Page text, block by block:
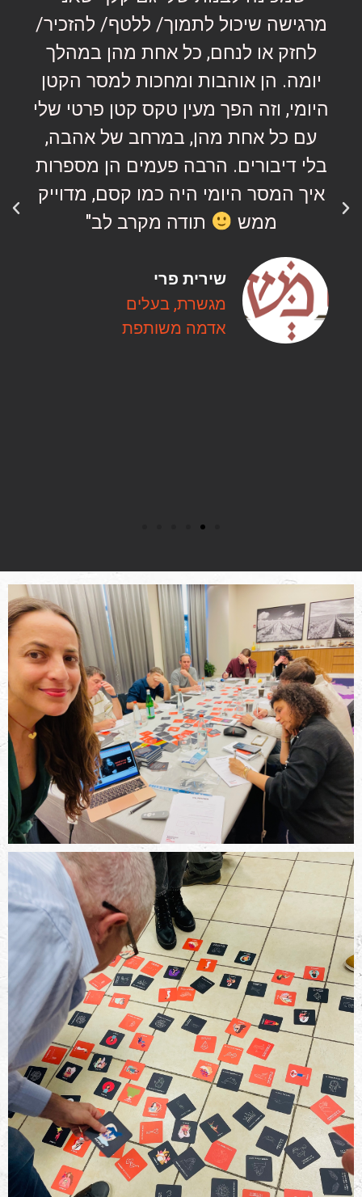
מרגישה שיכול לתמוך/ ללטף/ להזכיר/
לחזק או לנחם, כל אחת מהן במהלך
יומה. הן אוהבות ומחכות למסר הקטן
היומי, וזה הפך מעין טקס קטן פרטי שלי
עם כל אחת מהן, במרחב של אהבה,
בלי דיבורים. הרבה פעמים הן מספרות
איך המסר היומי היה כמו קסם, מדוייק
ממש
תודה מקרב לב"
שירית פרי
מגשרת, בעלים
אדמה משותפת